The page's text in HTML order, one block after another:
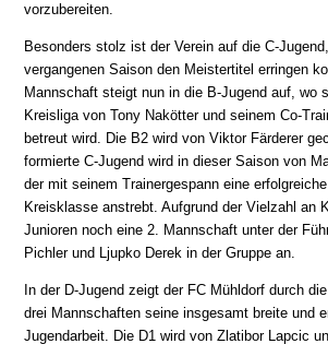
vorzubereiten.
Besonders stolz ist der Verein auf die C-
vergangenen Saison den Meistertitel erringen
Mannschaft steigt nun in die B-Jugend auf, wo
Kreisliga von Tony Nakötter und seinem Co-
betreut wird. Die B2 wird von Viktor Färderer
formierte C-Jugend wird in dieser Saison von
der mit seinem Trainergespann eine
Kreisklasse anstrebt. Aufgrund der Vielzahl an
Junioren noch eine 2. Mannschaft unter der
Pichler und Ljupko Derek in der Gruppe an.
In der D-Jugend zeigt der FC Mühldorf durch
drei Mannschaften seine insgesamt breite und
Jugendarbeit. Die D1 wird von Zlatibor Lapcic